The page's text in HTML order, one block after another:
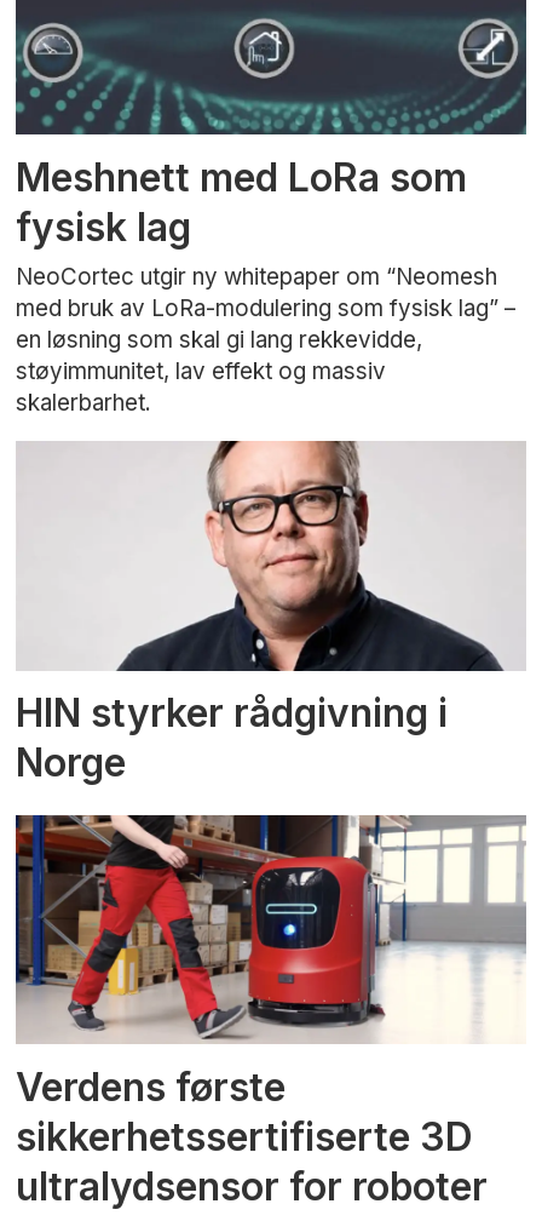
Meshnett med LoRa som
fysisk lag
NeoCortec utgir ny whitepaper om “Neomesh
med bruk av LoRa-modulering som fysisk lag” –
en løsning som skal gi lang rekkevidde,
støyimmunitet, lav effekt og massiv
skalerbarhet.
HIN styrker rådgivning i
Norge
Verdens første
sikkerhetssertifiserte 3D
ultralydsensor for roboter